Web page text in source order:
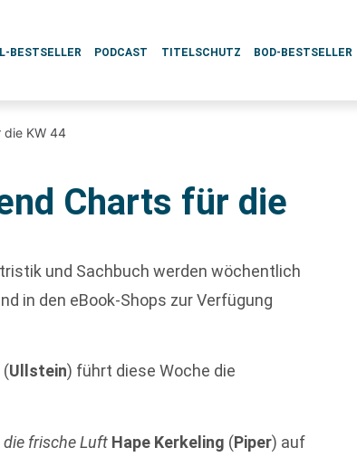
BESTSELLER PODCAST TITELSCHUTZ BOD-BESTSELLER
die KW 44
Charts für die
und Sachbuch werden wöchentlich
in den eBook-Shops zur Verfügung
(Ullstein) führt diese Woche die
frische Luft Hape Kerkeling (Piper) auf